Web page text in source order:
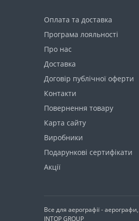
Оплата та доставка
Програма лояльності
Про нас
Доставка
Договір публічної оферти
Контакти
Повернення товару
Карта сайту
Виробники
Подарункові сертифікати
Акції
Все для аерографії -
INTOP GROUP